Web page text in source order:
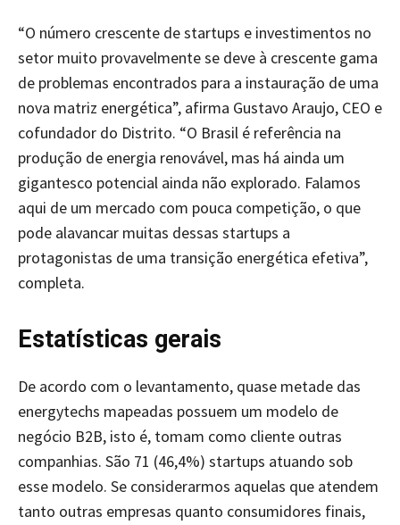
“O número crescente de startups e investimentos no
setor muito provavelmente se deve à crescente gama
de problemas encontrados para a instauração de uma
nova matriz energética”, afirma Gustavo Araujo, CEO e
cofundador do Distrito. “O Brasil é referência na
produção de energia renovável, mas há ainda um
gigantesco potencial ainda não explorado. Falamos
aqui de um mercado com pouca competição, o que
pode alavancar muitas dessas startups a
protagonistas de uma transição energética efetiva”,
completa.
Estatísticas gerais
De acordo com o levantamento, quase metade das
energytechs mapeadas possuem um modelo de
negócio B2B, isto é, tomam como cliente outras
companhias. São 71 (46,4%) startups atuando sob
esse modelo. Se considerarmos aquelas que atendem
tanto outras empresas quanto consumidores finais,